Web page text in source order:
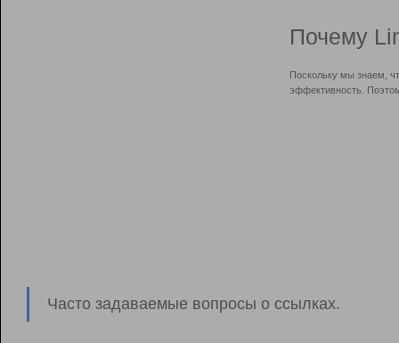
Почему
Поскольку мы знаем,
эффективность.
Часто задаваемые вопросы о ссылках.